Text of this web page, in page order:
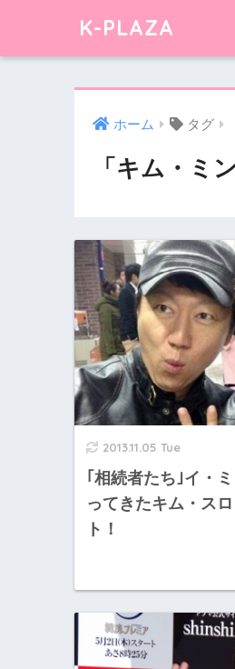
K-PLAZA
ホーム タグ
「キム・ミ
2013.11.05 Tue
｢相続者たち｣イ・
ってきたキム・ス
ト！